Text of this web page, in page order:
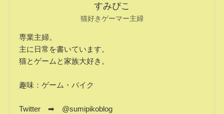
すみぴこ
猫好きゲーマー主婦
専業主婦。
主に日常を書いています。
猫とゲームと家族大好き。
趣味：ゲーム・バイク
Twitter ➡ @sumipikoblog